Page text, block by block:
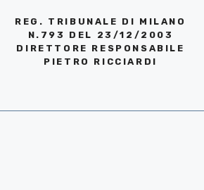
REG. TRIBUNALE DI MILANO
N.793 DEL 23/12/2003
DIRETTORE RESPONSABILE
PIETRO RICCIARDI